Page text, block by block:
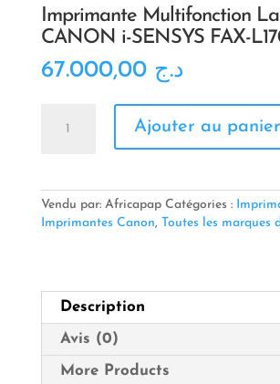
Imprimante Multifonction
CANON i-SENSYS FAX-
د.ج 67.000,00
Imprimante
CANON
i-
Ajouter au panier
Vendu par: Africapap Catégories :
Imprimantes Canon, Toutes les marques
Description
Avis (0)
More Products